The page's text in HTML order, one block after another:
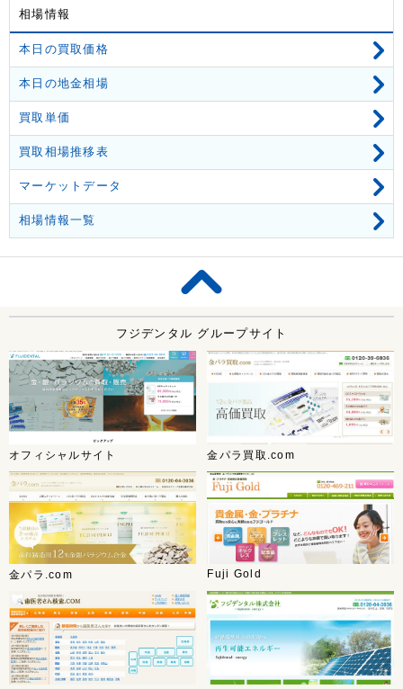
相場情報
本日の買取価格
本日の地金相場
買取単価
買取相場推移表
マーケットデータ
相場情報一覧
フジデンタル グループサイト
オフィシャルサイト 金パラ買取.com
金パラ.com Fuji Gold